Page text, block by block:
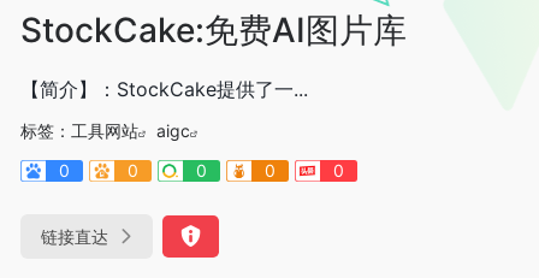
StockCake:免费AI图片库
【简介】：StockCake提供了一...
标签： 工具网站
aigc
0
0 0 0 0
链接直达